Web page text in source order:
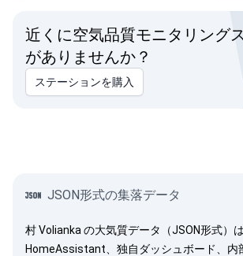
近くに空気品質モニタリング
がありませんか？
ステーションを購入
JSON形式の集落データ
村 Volianka の大気質データ（JSON形式）は
HomeAssistant、独自ダッシュボード、内